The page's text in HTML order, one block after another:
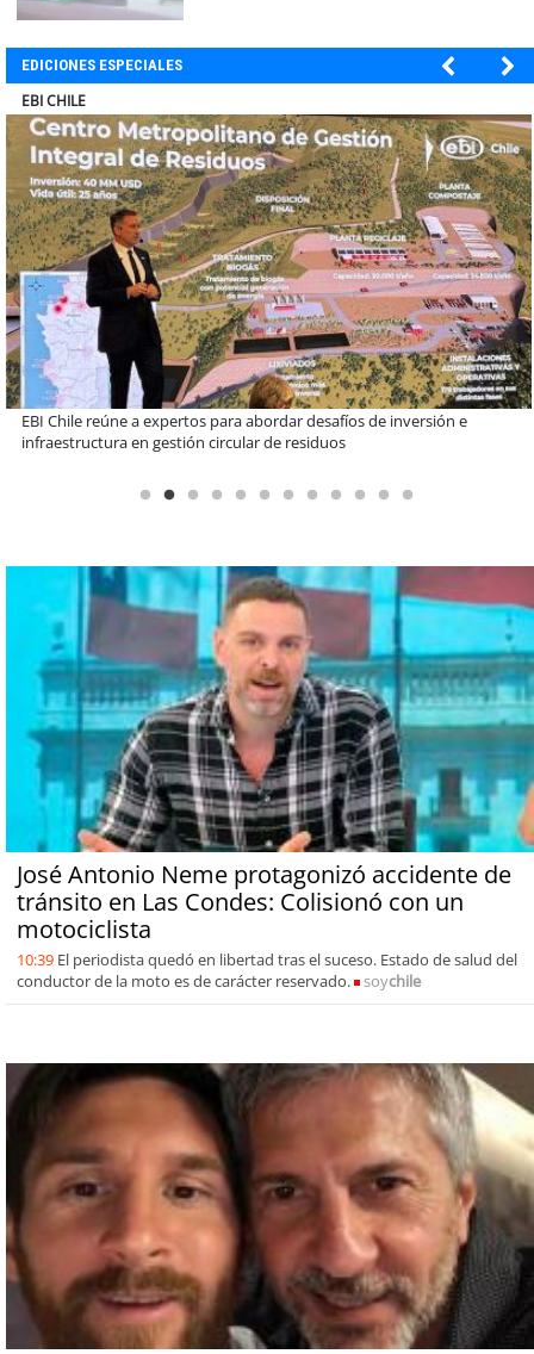
EDICIONES ESPECIALES
SOPRAVAL
Más de 1.600 alumnos han sido parte de programa Súper Sano de
Sopraval en lo que va del año
José Antonio Neme protagonizó accidente de
tránsito en Las Condes: Colisionó con un
motociclista
10:39 El periodista quedó en libertad tras el suceso. Estado de salud del
conductor de la moto es de carácter reservado.
soychile